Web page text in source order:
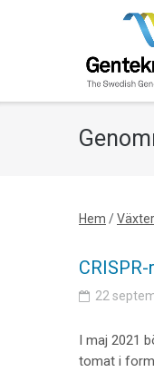
Hem /Växter
22
I maj 2021
tomat i form